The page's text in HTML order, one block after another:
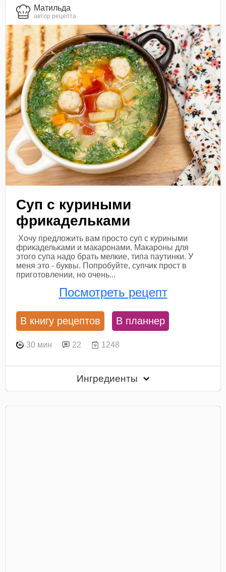
Матильда
автор рецепта
Суп с куриными
фрикадельками
Хочу предложить вам просто суп с куриными
фрикадельками и макаронами. Макароны для
этого супа надо брать мелкие, типа паутинки. У
меня это - буквы. Попробуйте, супчик прост в
приготовлении, но очень...
Посмотреть рецепт
В книгу рецептов В планнер
30 мин 22 1248
Ингредиенты